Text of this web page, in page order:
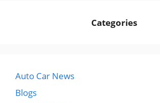
Categories
Auto Car News
Blogs